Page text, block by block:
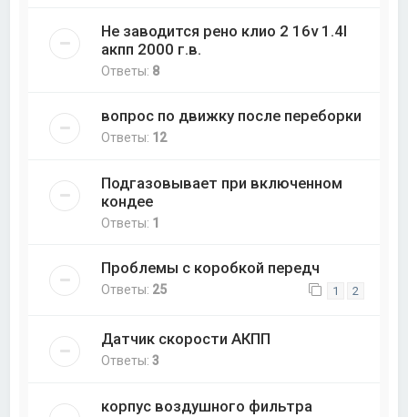
Не заводится рено клио 2 16v 1.4l
акпп 2000 г.в.
Ответы: 8
вопрос по движку после переборки
Ответы: 12
Подгазовывает при включенном
кондее
Ответы: 1
Проблемы с коробкой передч
Ответы: 25 1 2
Датчик скорости АКПП
Ответы:3
корпус воздушного фильтра